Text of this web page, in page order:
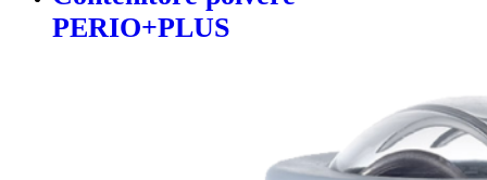
PERIO+PLUS